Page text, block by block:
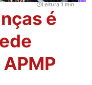
Leitura 1 min
é